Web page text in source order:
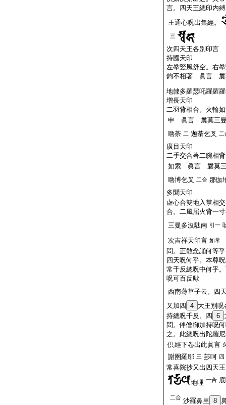
言。四天王總印内
王通心呪出集經。
三
次四天王各別印言
持國天印
左拳竪風舒空。右
鉤不相著 眞言 曩
地隷多羅瑟吒羅羅
増長天印
二羽背相合。火輪
申 眞言 曩莫三曼
嚕荼 二 迦荼乞叉 二
廣目天印
二手交合著二腕相
如索 眞言 曩莫三
嚕博乞叉 二合 那伽
多聞天印
虚心合雙地入掌相
合。二風屈火背一
三曼多沒駄南 引一
次吉祥天印言 如常
問。正散念誦何等
四天呪何乎。本尊
常千反總呪中何乎
呪可百反歟
西南薄草子云。
又加四 4 大王別呪
持總呪千反。四 6
問。伴僧御加持呪
之。此總呪出陀羅
倶經下卷出此眞言
謝圉羅耶 三 莎呵 四
常喜院抄又出四天
地哩 一合
二合 沙羅鼻里 8